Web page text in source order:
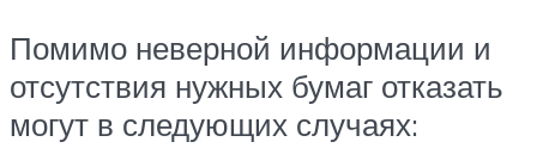
Помимо неверной информации и
отсутствия нужных бумаг отказать
могут в следующих случаях: